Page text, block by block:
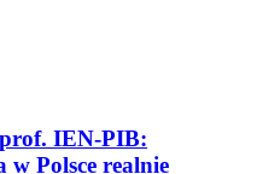
IEN-PIB:
w Polsce realnie